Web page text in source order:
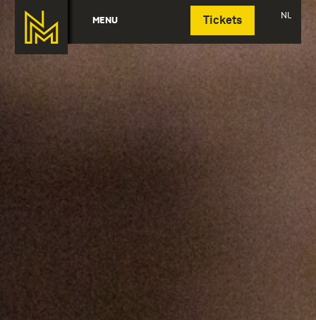
MENU Tickets NL
Deutsch